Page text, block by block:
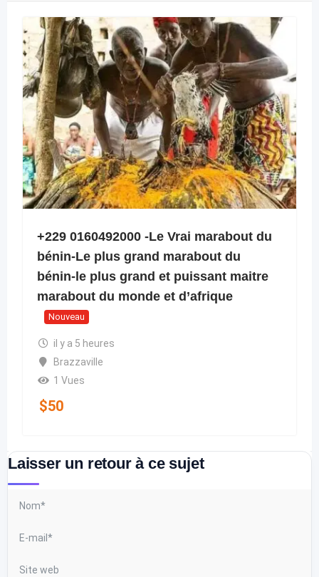
+229 0160492000 -Le Vrai marabout du
bénin-Le plus grand marabout du
bénin-le plus grand et puissant maitre
marabout du monde et d’afrique
Nouveau
il y a 5 heures
Brazzaville
1 Vues
$50
Laisser un retour à ce sujet